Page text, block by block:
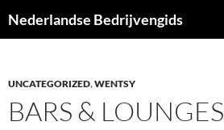
naar
Nederlandse Bedrijvengids
UNCATEGORIZED,WENTSY
BARS & LOUNGES